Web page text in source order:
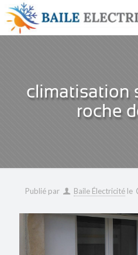
climatisation
roche
Publié par Baile Électricité le